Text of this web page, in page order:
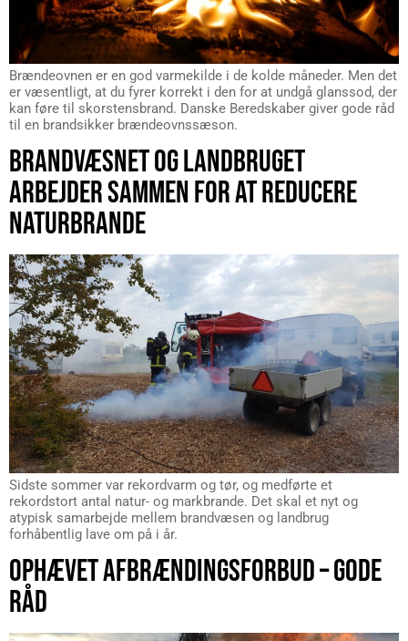
Brændeovnen er en god varmekilde i de kolde måneder. Men det
er væsentligt, at du fyrer korrekt i den for at undgå glanssod, der
kan føre til skorstensbrand. Danske Beredskaber giver gode råd
til en brandsikker brændeovnssæson.
BRANDVÆSNET OG LANDBRUGET
ARBEJDER SAMMEN FOR AT REDUCERE
NATURBRANDE
Sidste sommer var rekordvarm og tør, og medførte et
rekordstort antal natur- og markbrande. Det skal et nyt og
atypisk samarbejde mellem brandvæsen og landbrug
forhåbentlig lave om på i år.
OPHÆVET AFBRÆNDINGSFORBUD – GODE
RÅD